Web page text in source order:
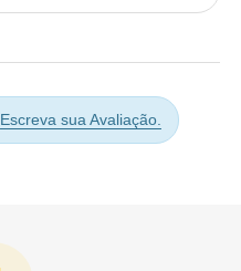
Escreva sua Avaliação.